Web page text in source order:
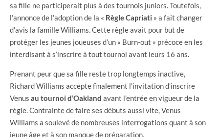
sa fille ne participerait plus à des tournois juniors. Toutefois,
l’annonce de l’adoption de la « Règle Capriati » a fait changer
d’avis la famille Williams. Cette règle avait pour but de
protéger les jeunes joueuses d’un « Burn-out » précoce en les
interdisant à s’inscrire à tout tournoi avant leurs 16 ans.
Prenant peur que sa fille reste trop longtemps inactive,
Richard Williams accepte finalement l’invitation d’inscrire
Venus au tournoi d’Oakland avant l’entrée en vigueur de la
règle. Contrainte de faire ses débuts aussi vite, Venus
Williams a soulevé de nombreuses interrogations quant à son
jeune âge et à son manque de préparation.